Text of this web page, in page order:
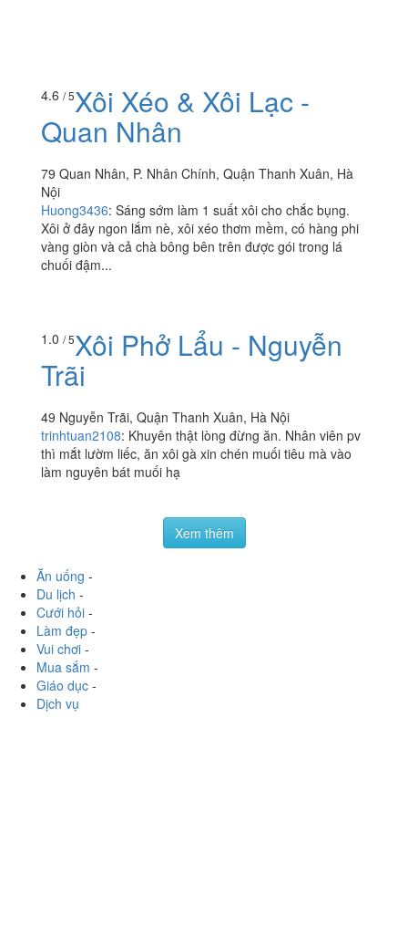
4.6 / 5Xôi Xéo & Xôi Lạc -
Quan Nhân
79 Quan Nhân, P. Nhân Chính, Quận Thanh Xuân, Hà
Nội
Huong3436: Sáng sớm làm 1 suất xôi cho chắc bụng.
Xôi ở đây ngon lắm nè, xôi xéo thơm mềm, có hàng phi
vàng giòn và cả chà bông bên trên được gói trong lá
chuối đậm...
1.0 / 5Xôi Phở Lẩu - Nguyễn
Trãi
49 Nguyễn Trãi, Quận Thanh Xuân, Hà Nội
trinhtuan2108: Khuyên thật lòng đừng ăn. Nhân viên pv
thì mắt lườm liếc, ăn xôi gà xin chén muối tiêu mà vào
làm nguyên bát muối hạ
Xem thêm
Ăn uống -
Du lịch -
Cưới hỏi -
Làm đẹp -
Vui chơi -
Mua sắm -
Giáo dục -
Dịch vụ